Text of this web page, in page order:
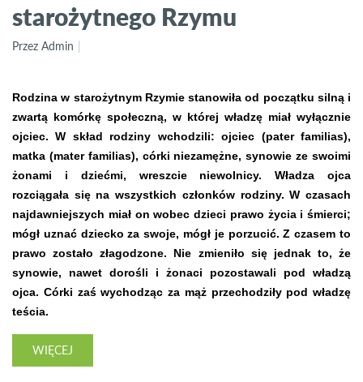
starożytnego Rzymu
Przez Admin
Rodzina w starożytnym Rzymie stanowiła od początku silną i
zwartą komórkę społeczną, w której władzę miał wyłącznie
ojciec. W skład rodziny wchodzili: ojciec (pater familias),
matka (mater familias), córki niezamężne, synowie ze swoimi
żonami i dziećmi, wreszcie niewolnicy. Władza ojca
rozciągała się na wszystkich członków rodziny. W czasach
najdawniejszych miał on wobec dzieci prawo życia i śmierci;
mógł uznać dziecko za swoje, mógł je porzucić. Z czasem to
prawo zostało złagodzone. Nie zmieniło się jednak to, że
synowie, nawet dorośli i żonaci pozostawali pod władzą
ojca. Córki zaś wychodząc za mąż przechodziły pod władzę
teścia.
WIĘCEJ